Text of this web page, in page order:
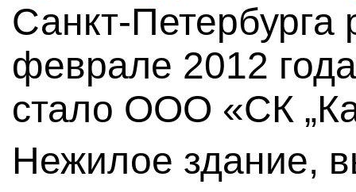
Санкт-Петербурга
феврале 2012
стало ООО «СК
Нежилое здание,